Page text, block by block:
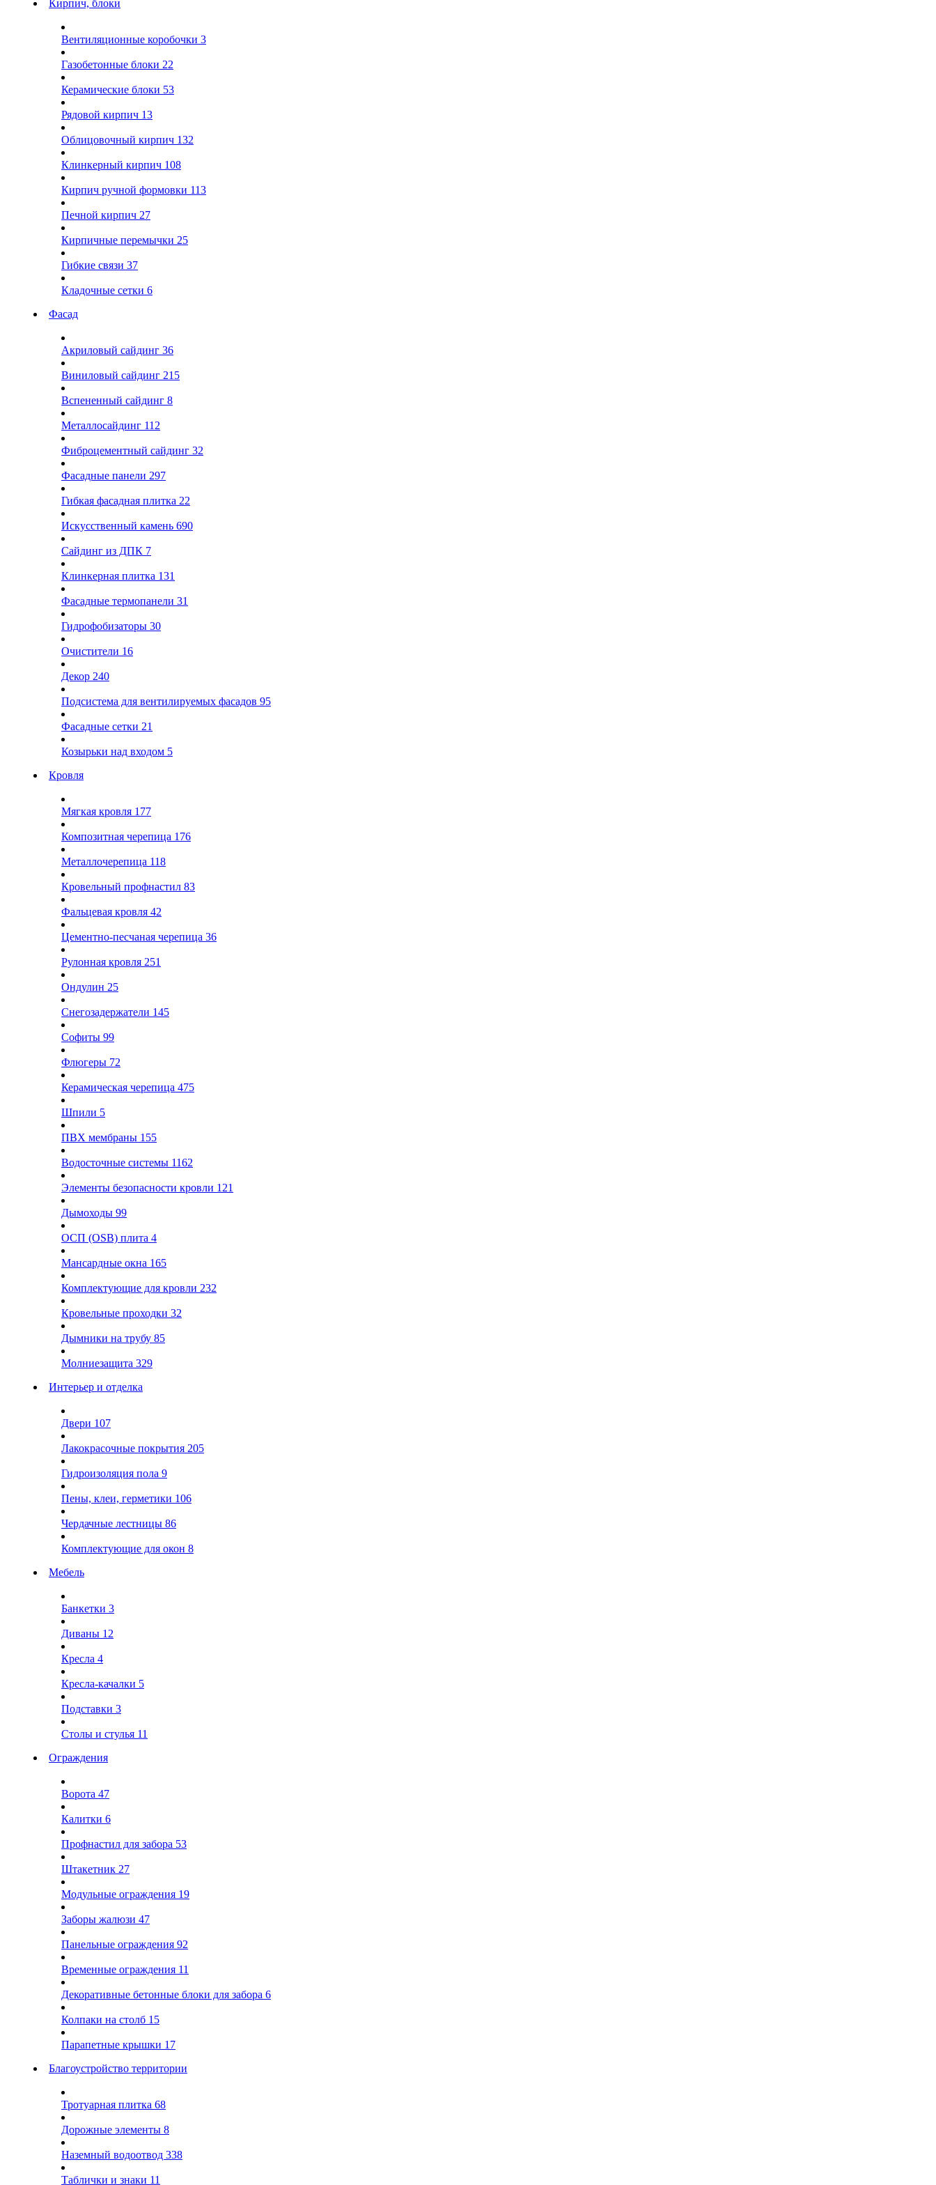
Кирпич, блоки
Вентиляционные коробочки 3
Газобетонные блоки 22
Керамические блоки 53
Рядовой кирпич 13
Облицовочный кирпич 132
Клинкерный кирпич 108
Кирпич ручной формовки 113
Печной кирпич 27
Кирпичные перемычки 25
Гибкие связи 37
Кладочные сетки 6
Фасад
Акриловый сайдинг 36
Виниловый сайдинг 215
Вспененный сайдинг 8
Металлосайдинг 112
Фиброцементный сайдинг 32
Фасадные панели 297
Гибкая фасадная плитка 22
Искусственный камень 690
Сайдинг из ДПК 7
Клинкерная плитка 131
Фасадные термопанели 31
Гидрофобизаторы 30
Очистители 16
Декор 240
Подсистема для вентилируемых фасадов 95
Фасадные сетки 21
Козырьки над входом 5
Кровля
Мягкая кровля 177
Композитная черепица 176
Металлочерепица 118
Кровельный профнастил 83
Фальцевая кровля 42
Цементно-песчаная черепица 36
Рулонная кровля 251
Ондулин 25
Снегозадержатели 145
Софиты 99
Флюгеры 72
Керамическая черепица 475
Шпили 5
ПВХ мембраны 155
Водосточные системы 1162
Элементы безопасности кровли 121
Дымоходы 99
ОСП (OSB) плита 4
Мансардные окна 165
Комплектующие для кровли 232
Кровельные проходки 32
Дымники на трубу 85
Молниезащита 329
Интерьер и отделка
Двери 107
Лакокрасочные покрытия 205
Гидроизоляция пола 9
Пены, клеи, герметики 106
Чердачные лестницы 86
Комплектующие для окон 8
Мебель
Банкетки 3
Диваны 12
Кресла 4
Кресла-качалки 5
Подставки 3
Столы и стулья 11
Ограждения
Ворота 47
Калитки 6
Профнастил для забора 53
Штакетник 27
Модульные ограждения 19
Заборы жалюзи 47
Панельные ограждения 92
Временные ограждения 11
Декоративные бетонные блоки для забора 6
Колпаки на столб 15
Парапетные крышки 17
Благоустройство территории
Тротуарная плитка 68
Дорожные элементы 8
Наземный водоотвод 338
Таблички и знаки 11